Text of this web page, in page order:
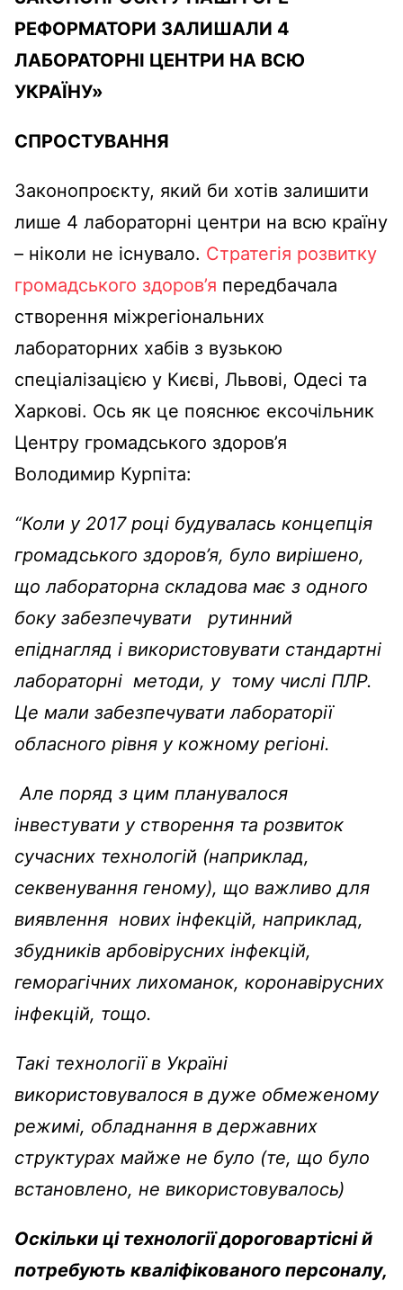
РЕФОРМАТОРИ ЗАЛИШАЛИ 4
ЛАБОРАТОРНІ ЦЕНТРИ НА ВСЮ
УКРАЇНУ»
СПРОСТУВАННЯ
Законопроєкту, який би хотів залишити
лише 4 лабораторні центри на всю країну
– ніколи не існувало. Стратегія розвитку
громадського здоров’я передбачала
створення міжрегіональних
лабораторних хабів з вузькою
спеціалізацією у Києві, Львові, Одесі та
Харкові. Ось як це пояснює ексочільник
Центру громадського здоров’я
Володимир Курпіта:
“Коли у 2017 році будувалась концепція
громадського здоров’я, було вирішено,
що лабораторна складова має з одного
боку забезпечувати рутинний
епіднагляд і використовувати стандартні
лабораторні методи, у тому числі ПЛР.
Це мали забезпечувати лабораторії
обласного рівня у кожному регіоні.
Але поряд з цим планувалося
інвестувати у створення та розвиток
сучасних технологій (наприклад,
секвенування геному), що важливо для
виявлення нових інфекцій, наприклад,
збудників арбовірусних інфекцій,
геморагічних лихоманок, коронавірусних
інфекцій, тощо.
Такі технології в Україні
використовувалося в дуже обмеженому
режимі, обладнання в державних
структурах майже не було (те, що було
встановлено, не використовувалось)
Оскільки ці технології дороговартісні й
потребують кваліфікованого персоналу,